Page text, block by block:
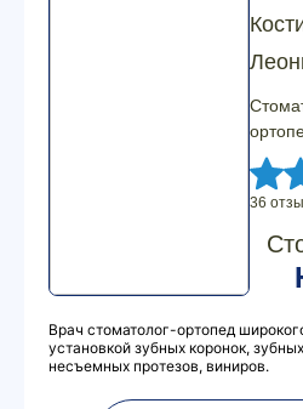
36
Врач стоматолог-ортопед
установкой зубных коронок,
несъемных протезов, виниров.